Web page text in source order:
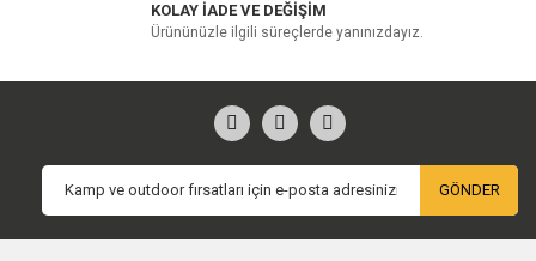
KOLAY İADE VE DEĞİŞİM
Ürününüzle ilgili süreçlerde yanınızdayız.
GÖNDER